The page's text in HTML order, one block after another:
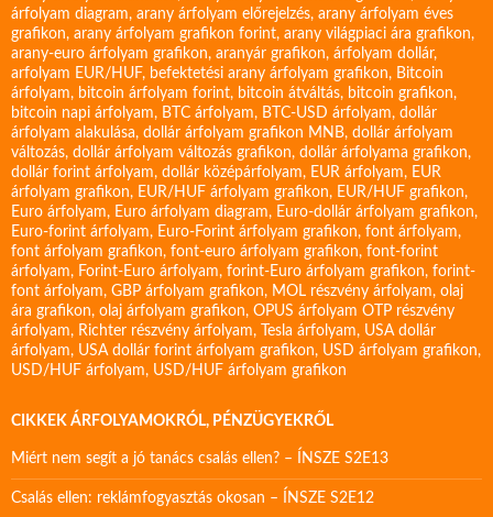
árfolyam diagram, arany árfolyam előrejelzés, arany árfolyam éves
grafikon, arany árfolyam grafikon forint, arany világpiaci ára grafikon,
arany-euro árfolyam grafikon, aranyár grafikon, árfolyam dollár,
arfolyam EUR/HUF, befektetési arany árfolyam grafikon, Bitcoin
árfolyam, bitcoin árfolyam forint, bitcoin átváltás, bitcoin grafikon,
bitcoin napi árfolyam, BTC árfolyam, BTC-USD árfolyam, dollár
árfolyam alakulása, dollár árfolyam grafikon MNB, dollár árfolyam
változás, dollár árfolyam változás grafikon, dollár árfolyama grafikon,
dollár forint árfolyam, dollár középárfolyam, EUR árfolyam, EUR
árfolyam grafikon, EUR/HUF árfolyam grafikon, EUR/HUF grafikon,
Euro árfolyam, Euro árfolyam diagram, Euro-dollár árfolyam grafikon,
Euro-forint árfolyam, Euro-Forint árfolyam grafikon, font árfolyam,
font árfolyam grafikon, font-euro árfolyam grafikon, font-forint
árfolyam, Forint-Euro árfolyam, forint-Euro árfolyam grafikon, forint-
font árfolyam, GBP árfolyam grafikon, MOL részvény árfolyam, olaj
ára grafikon, olaj árfolyam grafikon, OPUS árfolyam OTP részvény
árfolyam, Richter részvény árfolyam, Tesla árfolyam, USA dollár
árfolyam, USA dollár forint árfolyam grafikon, USD árfolyam grafikon,
USD/HUF árfolyam, USD/HUF árfolyam grafikon
CIKKEK ÁRFOLYAMOKRÓL, PÉNZÜGYEKRŐL
Miért nem segít a jó tanács csalás ellen? – ÍNSZE S2E13
Csalás ellen: reklámfogyasztás okosan – ÍNSZE S2E12